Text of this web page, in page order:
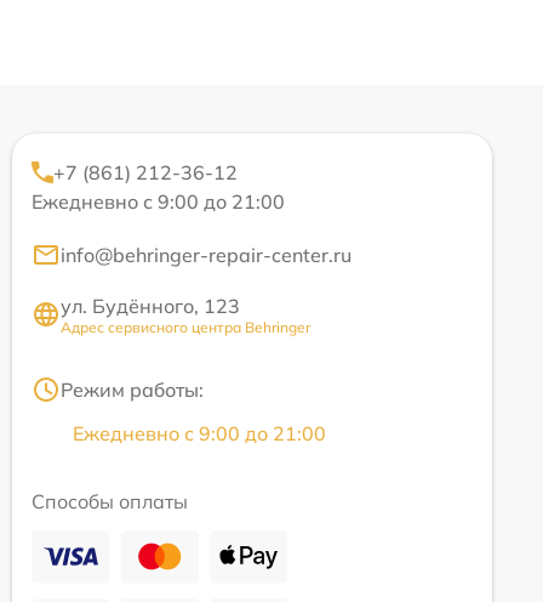
+7 (861) 212-36-12
Ежедневно с 9:00 до 21:00
info@behringer-repair-center.ru
ул. Будённого, 123
Адрес сервисного центра Behringer
Режим работы:
Ежедневно с 9:00 до 21:00
Способы оплаты